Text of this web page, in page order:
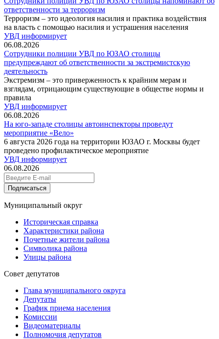
ответственности за терроризм
Терроризм – это идеология насилия и практика воздействия
на власть с помощью насилия и устрашения населения
УВД информирует
06.08.2026
Сотрудники полиции УВД по ЮЗАО столицы
предупреждают об ответственности за экстремистскую
деятельность
Экстремизм – это приверженность к крайним мерам и
взглядам, отрицающим существующие в обществе нормы и
правила
УВД информирует
06.08.2026
На юго-западе столицы автоинспекторы проведут
мероприятие «Вело»
6 августа 2026 года на территории ЮЗАО г. Москвы будет
проведено профилактическое мероприятие
УВД информирует
06.08.2026
Подписаться
Муниципальный округ
Историческая справка
Характеристики района
Почетные жители района
Символика района
Улицы района
Совет депутатов
Глава муниципального округа
Депутаты
График приема населения
Комиссии
Видеоматериалы
Полномочия депутатов